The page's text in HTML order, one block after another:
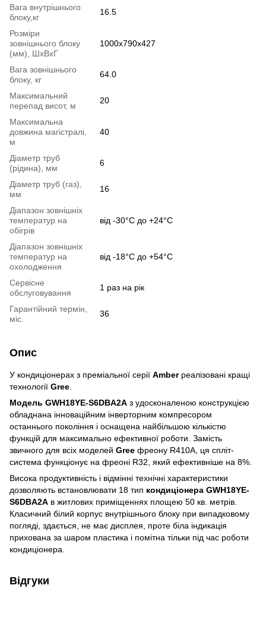
Вага внутрішнього
блоку,кг
16.5
Розміри
зовнішнього блоку
(мм), ШхВхГ
1000x790x427
Вага зовнішнього
блоку, кг
64.0
Максимальний
перепад висот, м
20
Максимальна
довжина магістралі,
м
40
Діаметр труб
(рідина), мм
6
Діаметр труб (газ),
мм
16
Діапазон зовнішніх
температур на
обігрів
від -30°C до +24°C
Діапазон зовнішніх
температур на
охолодження
від -18°C до +54°C
Сервісне
обслуговування
1 раз на рік
Гарантійний термін,
міс.
36
Опис
У кондиціонерах з преміальної серії Amber реалізовані кращі
технології Gree
Модель GWH18YE-S6DBA2A з удосконаленою конструкцією
обладнана інноваційним інверторним компресором
останнього покоління і оснащена найбільшою кількістю
функцій для максимально ефективної роботи. Замість
звичного для всіх моделей Gree фреону R410A, ця спліт-
система функціонує на фреоні R32, який ефективніше на 8%.
Висока продуктивність і відмінні технічні характеристики
дозволяють встановлювати 18 тип кондиціонера GWH18YE-
S6DBA2A в житлових приміщеннях площею 50 кв. метрів.
Класичний білий корпус внутрішнього блоку при випадковому
погляді, здається, не має дисплея, проте біла індикація
прихована за шаром пластика і помітна тільки під час роботи
кондиціонера.
Відгуки